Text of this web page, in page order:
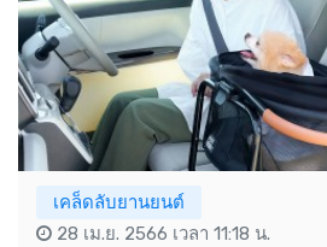
เคล็ดลับยานยนต์
28 เม.ย. 2566 เวลา 11:18 น.